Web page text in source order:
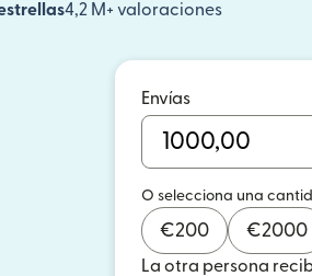
4,2 M+ valoraciones
(se abre en
Envías
O selecciona una
€200 €2000
La otra persona